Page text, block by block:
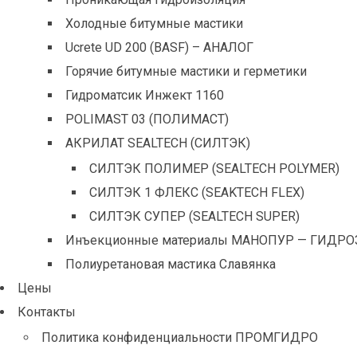
Холодные битумные мастики
Ucrete UD 200 (BASF) – АНАЛОГ
Горячие битумные мастики и герметики
Гидроматсик Инжект 1160
POLIMAST 03 (ПОЛИМАСТ)
АКРИЛАТ SEALTECH (СИЛТЭК)
СИЛТЭК ПОЛИМЕР (SEALTECH POLYMER)
СИЛТЭК 1 ФЛЕКС (SEAKTECH FLEX)
СИЛТЭК СУПЕР (SEALTECH SUPER)
Инъекционные материалы МАНОПУР —
Полиуретановая мастика Славянка
Цены
Контакты
Политика конфиденциальности ПРОМГИДРО